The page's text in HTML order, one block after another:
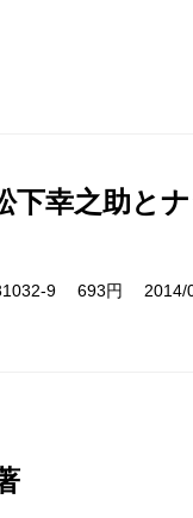
下幸之助と
9 693円 2014/